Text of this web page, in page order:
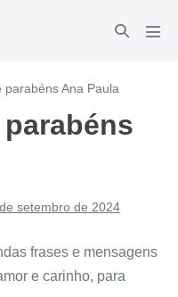
Alternar
parabéns Ana Paula
setembro de 2024
frases e mensagens
e carinho, para